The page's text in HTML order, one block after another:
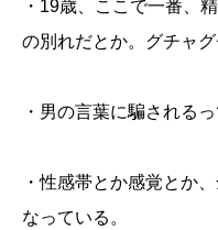
・19歳、ここで一番、
の別れだとか。グチャグ
・男の言葉に騙される
・性感帯とか感覚とか
なっている。